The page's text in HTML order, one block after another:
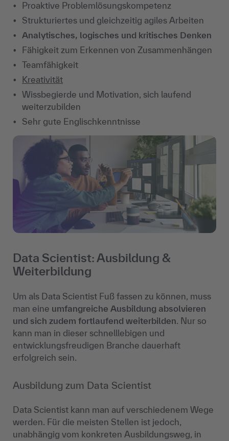
Proaktive Problemlösungskompetenz
Strukturiertes und gleichzeitig agiles Arbeiten
Analytisches, logisches und kritisches Denken
Fähigkeit zum Erkennen von Zusammenhängen
Teamfähigkeit
Kreativität
Wissbegierde und Motivation, sich laufend
weiterzubilden
Sehr gute Englischkenntnisse
Data Scientist: Ausbildung &
Weiterbildung
Um als Data Scientist Fuß fassen zu können, muss
man eine umfangreiche Ausbildung absolvieren
und sich zudem fortlaufend weiterbilden. Nur so
kann man in dieser schnelllebigen und
entwicklungsfreudigen Branche dauerhaft
erfolgreich sein.
Ausbildung zum Data Scientist
Data Scientist kann man auf verschiedenem Wege
werden. Für die meisten Stellen ist jedoch,
unabhängig vom konkreten Ausbildungsweg, in